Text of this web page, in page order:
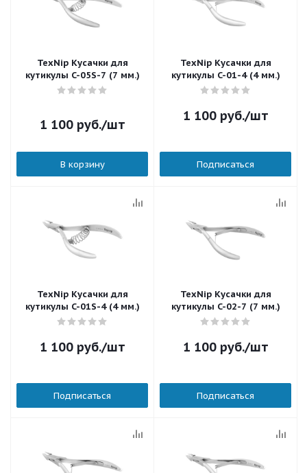
TexNip Кусачки для
кутикулы C-05S-7 (7 мм.)
1 100руб./шт
В корзину
TexNip Кусачки для
кутикулы C-01-4 (4 мм.)
1 100руб./шт
Подписаться
TexNip Кусачки для
кутикулы C-01S-4 (4 мм.)
1 100руб./шт
Подписаться
TexNip Кусачки для
кутикулы C-02-7 (7 мм.)
1 100руб./шт
Подписаться